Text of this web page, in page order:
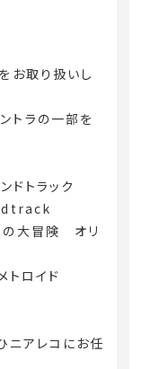
お取り扱いし
トラの一部を
ドトラック
の大冒険 オリ
トロイド
ニアレコにお任